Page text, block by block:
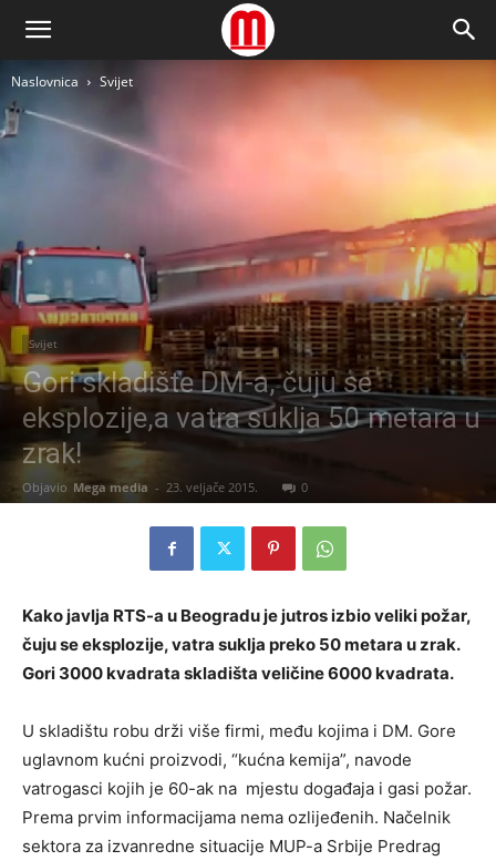
Naslovnica Svijet
Svijet
Gori skladište DM-a, čuju se
eksplozije,a vatra suklja 50 metara u
zrak!
Objavio Mega media - 23. veljače 2015. 0
Kako javlja RTS-a u Beogradu je jutros izbio veliki požar,
čuju se eksplozije, vatra suklja preko 50 metara u zrak.
Gori 3000 kvadrata skladišta veličine 6000 kvadrata.
U skladištu robu drži više firmi, među kojima i DM. Gore
uglavnom kućni proizvodi, “kućna kemija”, navode
vatrogasci kojih je 60-ak na mjestu događaja i gasi požar.
Prema prvim informacijama nema ozlijeđenih. Načelnik
sektora za izvanredne situacije MUP-a Srbije Predrag